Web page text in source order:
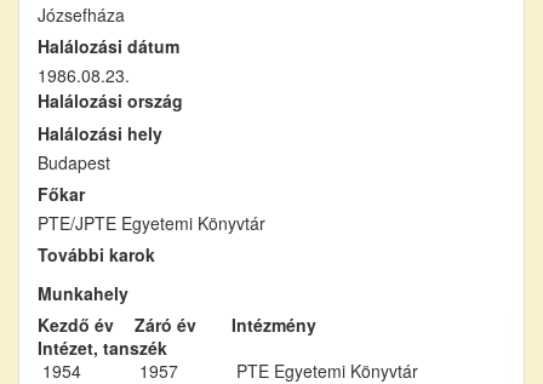
Józsefháza
Halálozási dátum
1986.08.23.
Halálozási ország
Halálozási hely
Budapest
Főkar
PTE/JPTE Egyetemi Könyvtár
További karok
Munkahely
Kezdő év
Záró év
Intézmény
Intézet, tanszék
1954
1957
PTE Egyetemi Könyvtár